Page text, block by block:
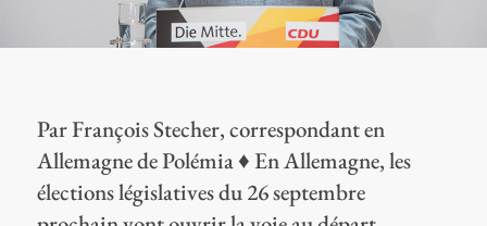
Par François Stecher, correspondant en
Allemagne de Polémia ♦ En Allemagne, les
élections législatives du 26 septembre